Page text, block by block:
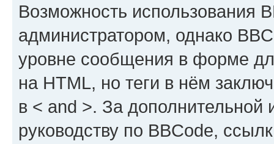
Возможность использования
администратором, однако
уровне сообщения в форме
на HTML, но теги в нём
в < and >. За
руководству по BBCode,